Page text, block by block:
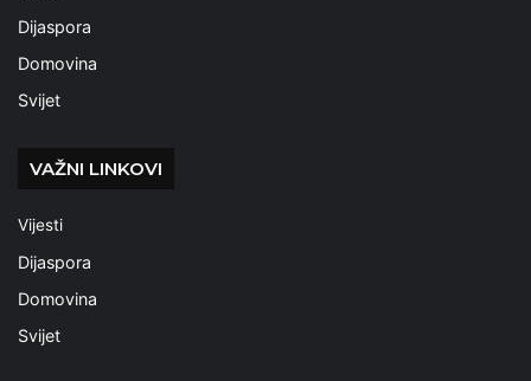
Dijaspora
Domovina
Svijet
VAŽNI LINKOVI
Vijesti
Dijaspora
Domovina
Svijet